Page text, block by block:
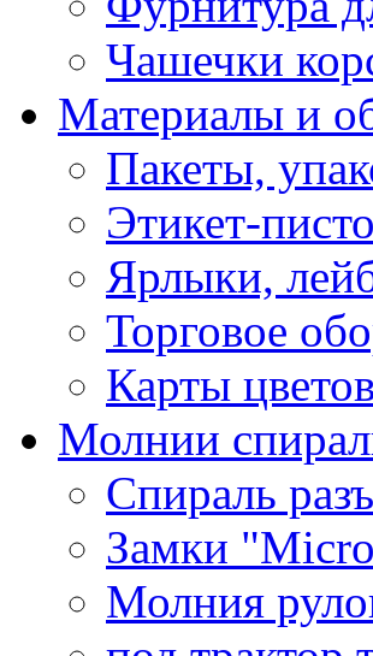
Чашечки
Материалы и
Пакеты,
Этикет-
Ярлыки,
Торговое
Карты цветов
Молнии
Спираль
Замки
Молния